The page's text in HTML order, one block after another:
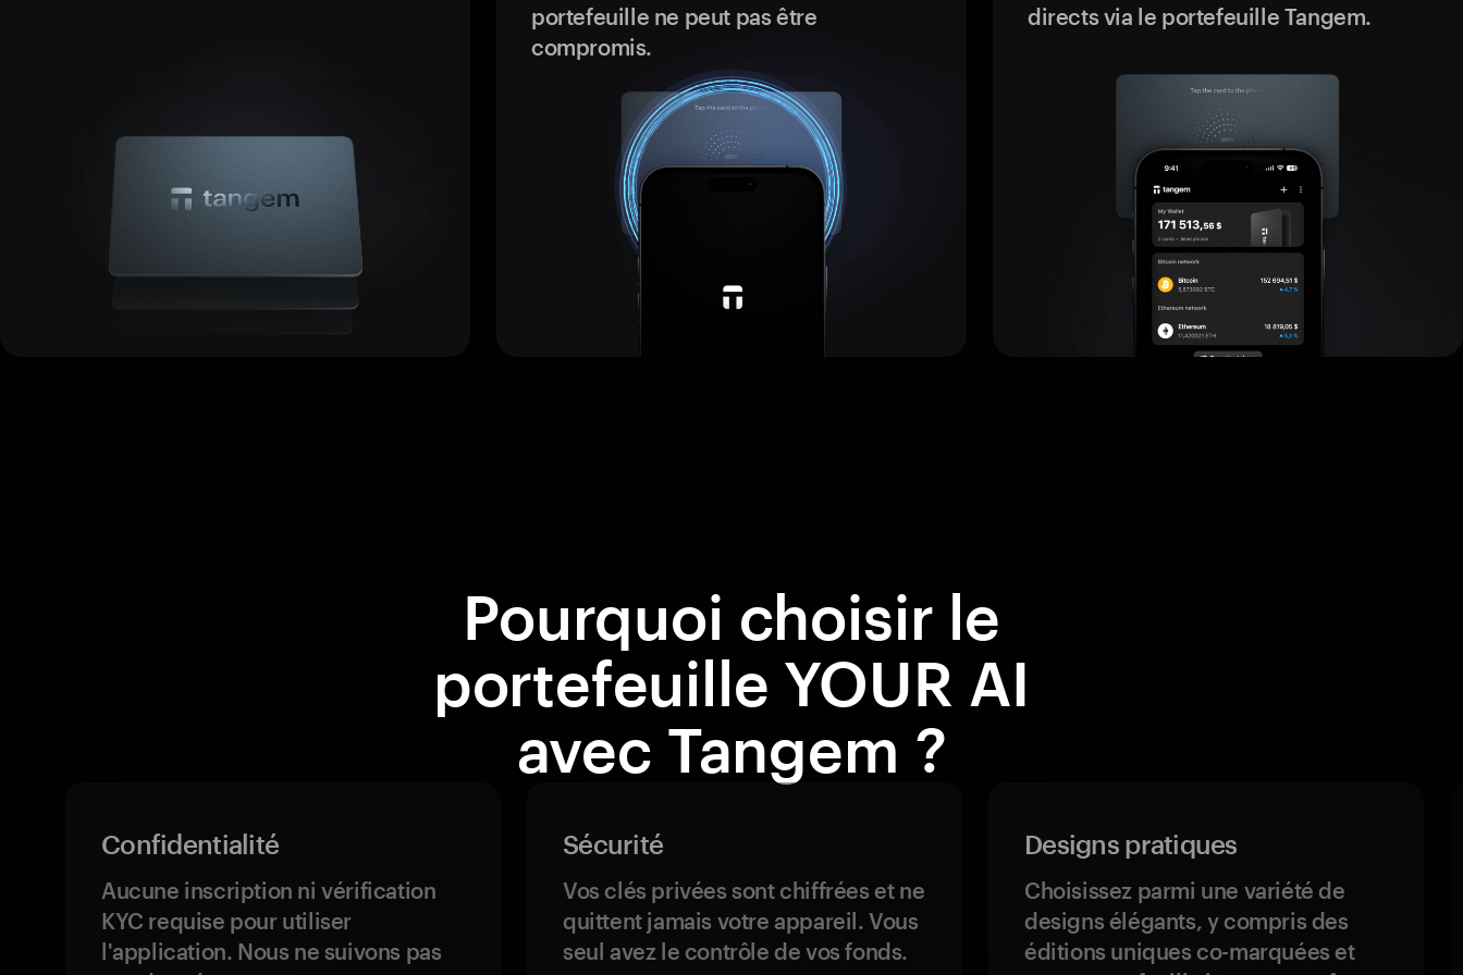
portefeuille ne peut pas être
compromis.
directs via le portefeuille Tangem.
Pourquoi choisir le
portefeuille YOUR AI
avec Tangem ?
Confidentialité
Aucune inscription ni vérification
KYC requise pour utiliser
l'application. Nous ne suivons pas
Sécurité
Vos clés privées sont chiffrées et ne
quittent jamais votre appareil. Vous
seul avez le contrôle de vos fonds.
Designs pratiques
Choisissez parmi une variété de
designs élégants, y compris des
éditions uniques co-marquées et